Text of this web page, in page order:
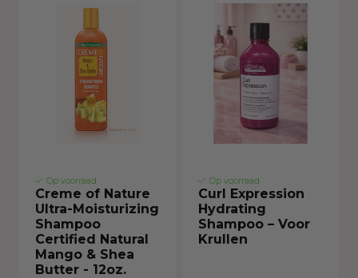
Op voorraad
Creme of Nature
Ultra-Moisturizing
Shampoo
Certified Natural
Mango & Shea
Butter - 12oz.
Op voorraad
Curl Expression
Hydrating
Shampoo – Voor
Krullen